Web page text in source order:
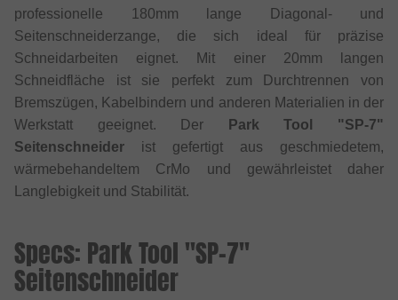
professionelle 180mm lange Diagonal- und
Seitenschneiderzange, die sich ideal für präzise
Schneidarbeiten eignet. Mit einer 20mm langen
Schneidfläche ist sie perfekt zum Durchtrennen von
Bremszügen, Kabelbindern und anderen Materialien in der
Werkstatt geeignet. Der
Park Tool "SP-7"
Seitenschneider ist gefertigt aus geschmiedetem,
wärmebehandeltem CrMo und gewährleistet daher
Langlebigkeit und Stabilität.
Specs: Park Tool "SP-7"
Seitenschneider